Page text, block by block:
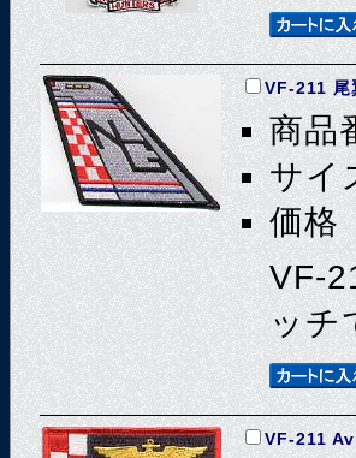
VF-211 尾
商品
サイ
価格
VF-
ッチ
VF-211